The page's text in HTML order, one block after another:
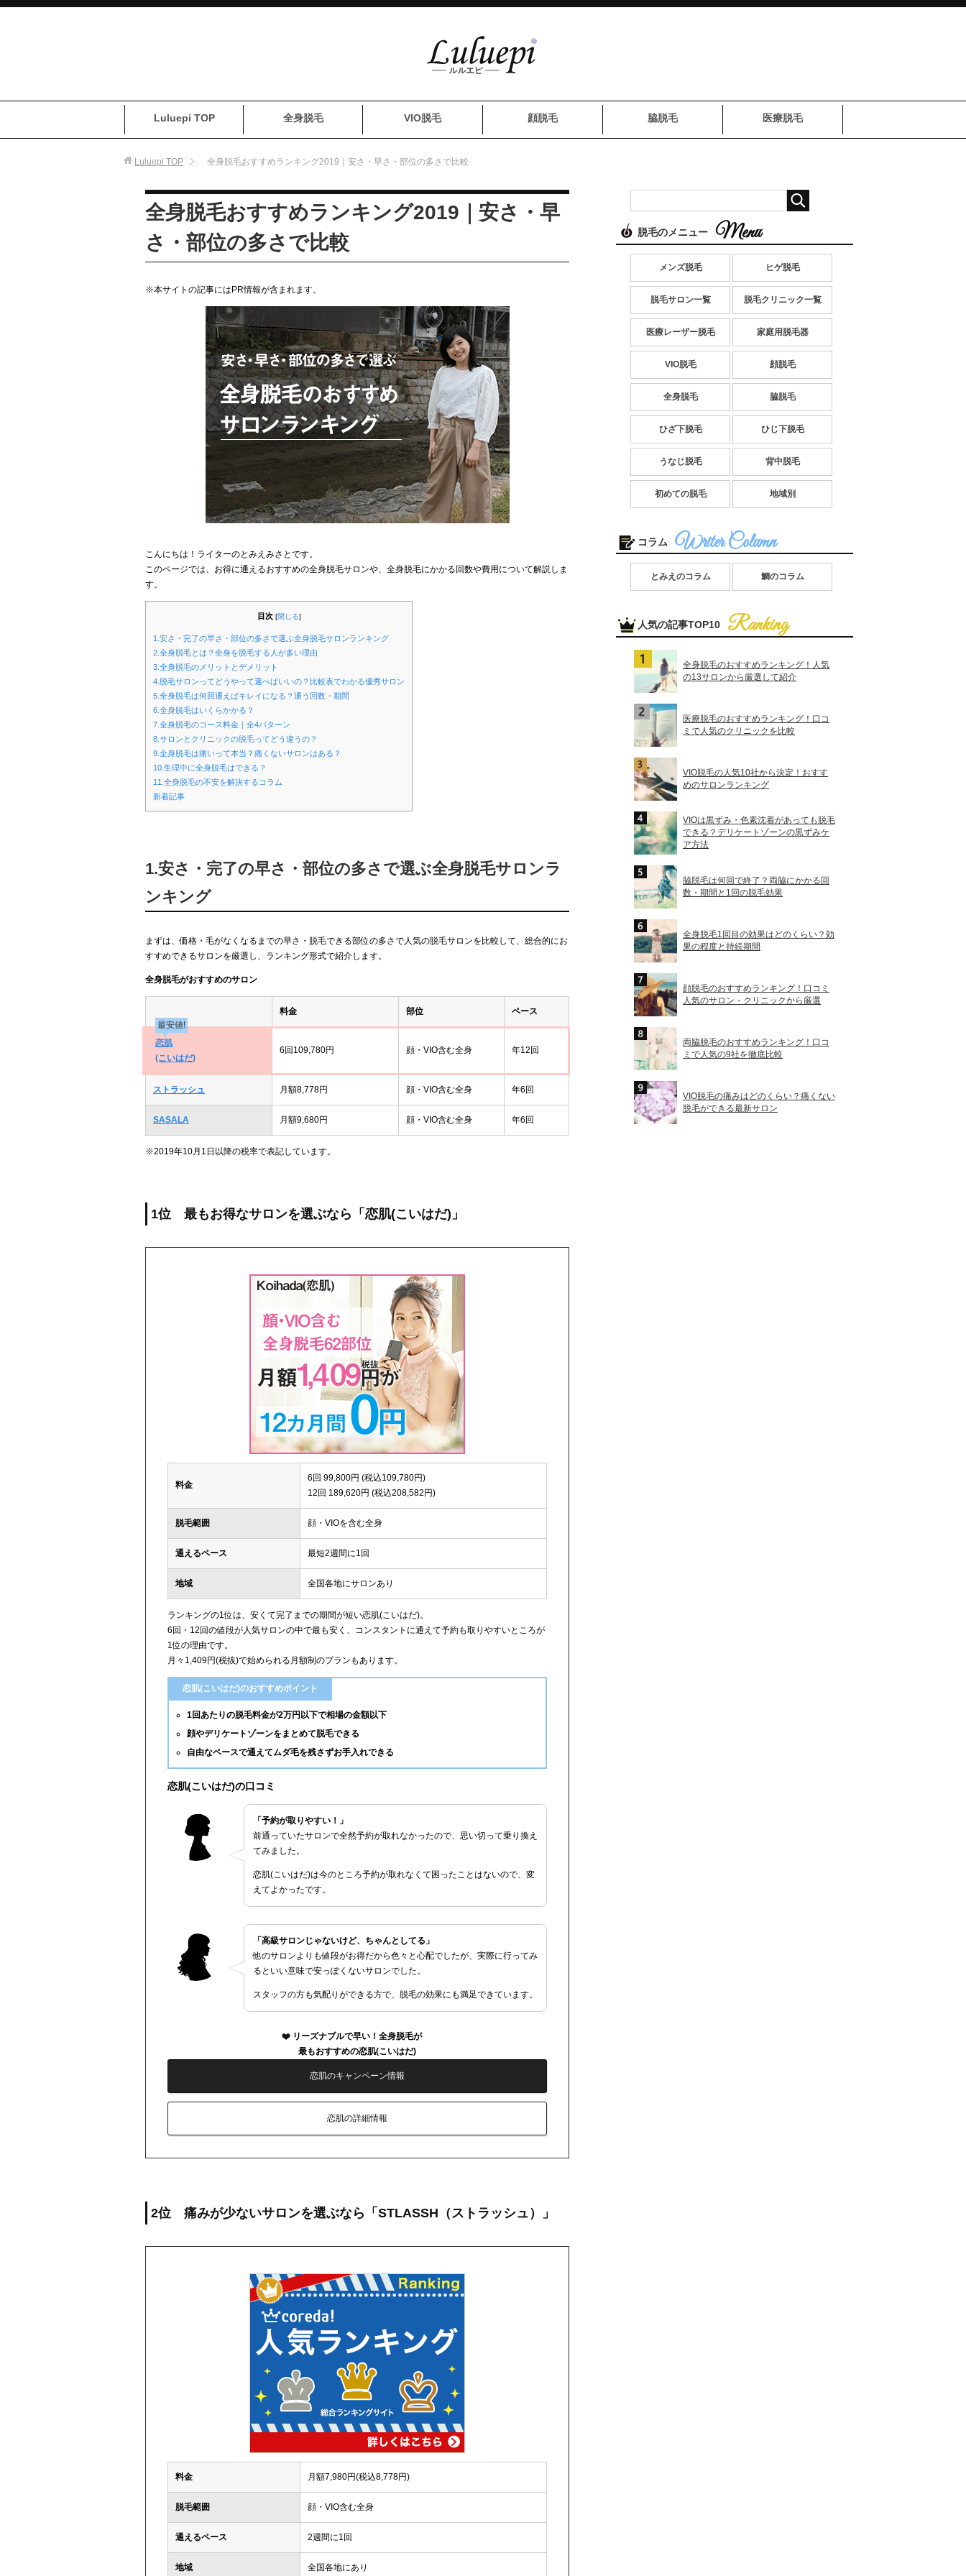
Luluepi TOP 全身脱毛 VIO脱毛 顔脱毛 脇脱毛 医療脱毛
Luluepi TOP 全身脱毛おすすめランキング2019｜安さ・早さ・部位の多さで比較
全身脱毛おすすめランキング2019｜安さ・早
さ・部位の多さで比較
※本サイトの記事にはPR情報が含まれます。
こんにちは！ライターのとみえみさとです。
このページでは、お得に通えるおすすめの全身脱毛サロンや、全身脱毛にかかる回数や費用について解説しま
す。
目次 [閉じる]
1.安さ・完了の早さ・部位の多さで選ぶ全身脱毛サロンランキング
2.全身脱毛とは？全身を脱毛する人が多い理由
3.全身脱毛のメリットとデメリット
4.脱毛サロンってどうやって選べばいいの？比較表でわかる優秀サロン
5.全身脱毛は何回通えばキレイになる？通う回数・期間
6.全身脱毛はいくらかかる？
7.全身脱毛のコース料金｜全4パターン
8.サロンとクリニックの脱毛ってどう違うの？
9.全身脱毛は痛いって本当？痛くないサロンはある？
10.生理中に全身脱毛はできる？
11.全身脱毛の不安を解決するコラム
新着記事
1.安さ・完了の早さ・部位の多さで選ぶ全身脱毛サロンラ
ンキング
まずは、価格・毛がなくなるまでの早さ・脱毛できる部位の多さで人気の脱毛サロンを比較して、総合的にお
すすめできるサロンを厳選し、ランキング形式で紹介します。
全身脱毛がおすすめのサロン
料金 部位
ペース
最安値!
恋肌
(こいはだ)
6回109,780円 顔・VIO含む全身 年12回
ストラッシュ 月額8,778円 顔・VIO含む全身 年6回
SASALA 月額9,680円 顔・VIO含む全身 年6回
※2019年10月1日以降の税率で表記しています。
1位 最もお得なサロンを選ぶなら「恋肌(こいはだ)」
料金
6回 99,800円 (税込109,780円)
12回 189,620円 (税込208,582円)
脱毛範囲 顔・VIOを含む全身
通えるペース 最短2週間に1回
地域 全国各地にサロンあり
ランキングの1位は、安くて完了までの期間が短い恋肌(こいはだ)。
6回・12回の値段が人気サロンの中で最も安く、コンスタントに通えて予約も取りやすいところが
1位の理由です。
月々1,409円(税抜)で始められる月額制のプランもあります。
恋肌(こいはだ)のおすすめポイント
1回あたりの脱毛料金が2万円以下で相場の金額以下
顔やデリケートゾーンをまとめて脱毛できる
自由なペースで通えてムダ毛を残さずお手入れできる
恋肌(こいはだ)の口コミ
「予約が取りやすい！」
前通っていたサロンで全然予約が取れなかったので、思い切って乗り換え
てみました。
恋肌(こいはだ)は今のところ予約が取れなくて困ったことはないので、変
えてよかったです。
「高級サロンじゃないけど、ちゃんとしてる」
他のサロンよりも値段がお得だから色々と心配でしたが、実際に行ってみ
るといい意味で安っぽくないサロンでした。
スタッフの方も気配りができる方で、脱毛の効果にも満足できています。
リーズナブルで早い！全身脱毛が
最もおすすめの恋肌(こいはだ)
恋肌のキャンペーン情報
恋肌の詳細情報
2位 痛みが少ないサロンを選ぶなら「STLASSH（ストラッシュ）」
料金 月額7,980円(税込8,778円)
脱毛範囲 顔・VIO含む全身
通えるペース 2週間に1回
地域 全国各地にあり
脱毛のメニュー
メンズ脱毛 ヒゲ脱毛
脱毛サロン一覧 脱毛クリニック一覧
医療レーザー脱毛 家庭用脱毛器
VIO脱毛 顔脱毛
全身脱毛 脇脱毛
ひざ下脱毛 ひじ下脱毛
うなじ脱毛 背中脱毛
初めての脱毛 地域別
コラム
とみえのコラム 鯛のコラム
人気の記事TOP10
全身脱毛のおすすめランキング！人気
の13サロンから厳選して紹介
医療脱毛のおすすめランキング！口コ
ミで人気のクリニックを比較
VIO脱毛の人気10社から決定！おすす
めのサロンランキング
VIOは黒ずみ・色素沈着があっても脱毛
できる？デリケートゾーンの黒ずみケ
ア方法
脇脱毛は何回で終了？両脇にかかる回
数・期間と1回の脱毛効果
全身脱毛1回目の効果はどのくらい？効
果の程度と持続期間
顔脱毛のおすすめランキング！口コミ
人気のサロン・クリニックから厳選
両脇脱毛のおすすめランキング！口コ
ミで人気の9社を徹底比較
VIO脱毛の痛みはどのくらい？痛くない
脱毛ができる最新サロン